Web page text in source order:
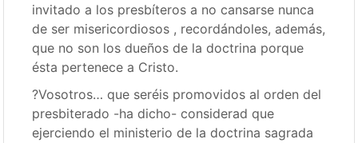
invitado a los presbíteros a no cansarse nunca
de ser misericordiosos , recordándoles, además,
que no son los dueños de la doctrina porque
ésta pertenece a Cristo.
?Vosotros… que seréis promovidos al orden del
presbiterado -ha dicho- considerad que
ejerciendo el ministerio de la doctrina sagrada